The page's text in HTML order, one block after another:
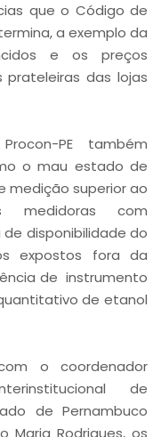
que o Código de
a exemplo da
e os preços
prateleiras das lojas
PE também
o mau estado de
medição superior ao
medidoras com
disponibilidade do
expostos fora da
de instrumento
de etanol
o coordenador
de
de Pernambuco
Maria Rodrigues, os